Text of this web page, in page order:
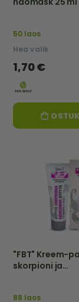
50 laos
Hea valik
1,70 €
"FBT" Kreem-
skorpioni ja
88 laos